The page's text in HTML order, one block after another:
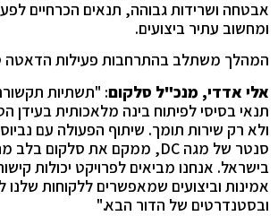
אבטחה ושרידות גבוהה, תנאים הכרחיים
ומחשוב עתיר ביצועים.
המהלך משתלב בהתרחבות פעילות הדאטה
אלי אדדי, מנכ"ל סלקום: "תשתיות
תנאי בסיסי לפיתוח בינה מלאכותית בעידן
ולא רק שירות תומך. שיתוף הפעולה עם
בישראל. אנחנו מביאים לפרויקט יכולות
אמינות וביצועים שמאפשרים ללקוחות שלנו
ובסטנדרטים של הדור הבא."